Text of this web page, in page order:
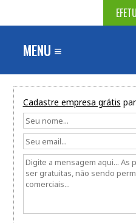
MENU ≡
Cadastre empresa grátis